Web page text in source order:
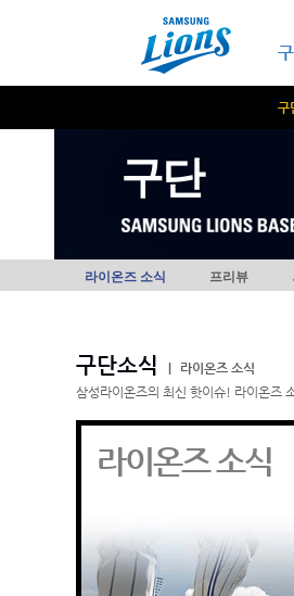
구
구단
라이온즈 소식 프리뷰
구단소식
라이온즈 소식
삼성라이온즈의 최신 핫이슈! 라이온즈
라이온즈 소식